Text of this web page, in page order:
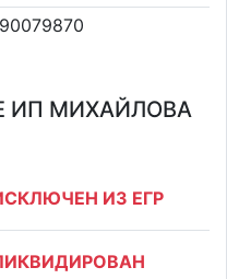
ИП МИХАЙЛОВА
ИЗ ЕГР